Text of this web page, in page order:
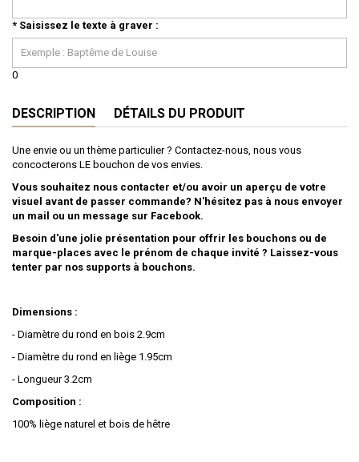
* Saisissez le texte à graver :
0
DESCRIPTION DÉTAILS DU PRODUIT
Une envie ou un thème particulier ? Contactez-nous, nous vous
concocterons LE bouchon de vos envies.
Vous souhaitez nous contacter et/ou avoir un aperçu de votre
visuel avant de passer commande? N'hésitez pas à nous envoyer
un mail ou un message sur Facebook.
Besoin d'une jolie présentation pour offrir les bouchons ou de
marque-places avec le prénom de chaque invité ? Laissez-vous
tenter par nos supports à bouchons.
Dimensions :
- Diamètre du rond en bois 2.9cm
- Diamètre du rond en liège 1.95cm
- Longueur 3.2cm
Composition :
100% liège naturel et bois de hêtre